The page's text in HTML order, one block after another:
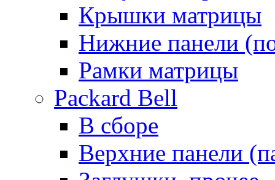
Крышки матрицы
Нижние панели
Рамки матрицы
Packard Bell
В сборе
Верхние панели